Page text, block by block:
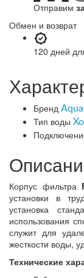
Отправим
Обмен и возврат
120 дней
Бренд
Тип воды
Корпус фильтра
установки в
установка
использования
служит для
жесткости воды,
Технические